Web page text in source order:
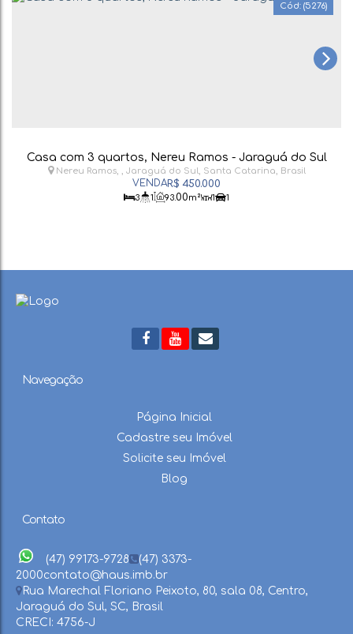
(5276)
Casa com 3 quartos, Nereu Ramos - Jaraguá do Sul
R$ 450.000
Nereu Ramos , Jaraguá do Sul, Santa Catarina, Brasil
3 1 93.00m² 1 1
Navegação
Página Inicial
Cadastre seu Imóvel
Solicite seu Imóvel
Blog
Contato
(47) 99173-9728
(47) 3373-
2000contato@haus.imb.br
Rua Marechal Floriano Peixoto, 80, sala 08, Centro,
Jaraguá do Sul, SC, Brasil
CRECI: 4756-J